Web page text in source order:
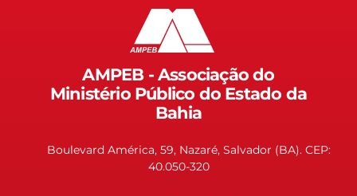
AMPEB - Associação do
Ministério Público do Estado da
Bahia
Boulevard América, 59, Nazaré, Salvador (BA). CEP:
40.050-320